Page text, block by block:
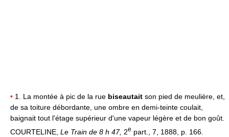
• 1. La montée à pic de la rue biseautait son pied de meulière, et,
de sa toiture débordante, une ombre en demi-teinte coulait,
baignait tout l'étage supérieur d'une vapeur légère et de bon goût.
COURTELINE, Le Train de 8 h 47, 2e part., 7, 1888, p. 166.